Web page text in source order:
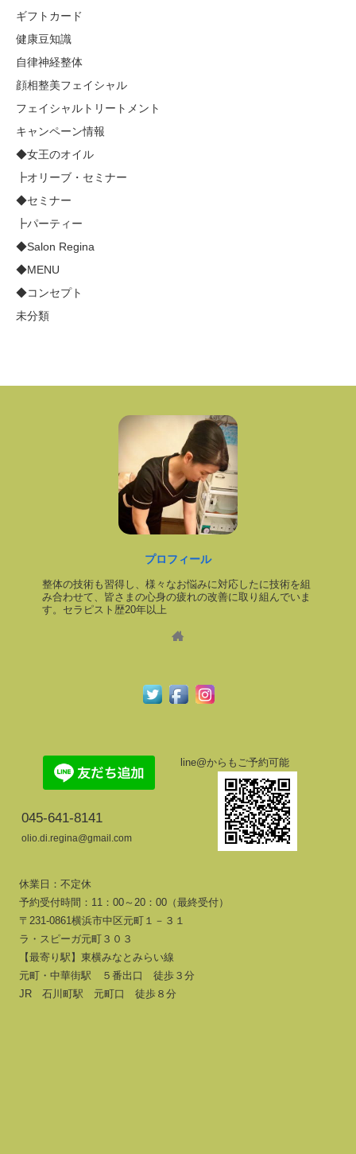
ギフトカード
健康豆知識
自律神経整体
顔相整美フェイシャル
フェイシャルトリートメント
キャンペーン情報
◆女王のオイル
┣オリーブ・セミナー
◆セミナー
┣パーティー
◆Salon Regina
◆MENU
◆コンセプト
未分類
プロフィール
整体の技術も習得し、様々なお悩みに対応したに技術を組
み合わせて、皆さまの心身の疲れの改善に取り組んでいま
す。セラピスト歴20年以上
045-641-8141
olio.di.regina@gmail.com
line@からもご予約可能
休業日：不定休
予約受付時間：11：00～20：00（最終受付）
〒231-0861横浜市中区元町１－３１
ラ・スピーガ元町３０３
【最寄り駅】東横みなとみらい線
元町・中華街駅 ５番出口 徒歩３分
JR 石川町駅 元町口 徒歩８分